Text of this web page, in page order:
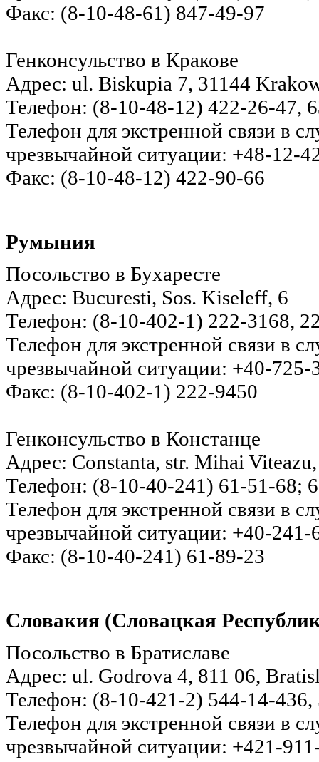
Факс: (8-10-48-61) 847-49-97
Генконсульство в Кракове
Адрес: ul. Biskupia 7, 31144
Телефон: (8-10-48-12) 422-26-47,
Телефон для экстренной связи в
чрезвычайной ситуации: +48-12-
Факс: (8-10-48-12) 422-90-66
Румыния
Посольство в Бухаресте
Адрес: Bucuresti, Sos. Kiseleff, 6
Телефон: (8-10-402-1) 222-3168,
Телефон для экстренной связи в
чрезвычайной ситуации: +40-725-
Факс: (8-10-402-1) 222-9450
Генконсульство в Констанце
Адрес: Constanta, str. Mihai
Телефон: (8-10-40-241) 61-51-68;
Телефон для экстренной связи в
чрезвычайной ситуации: +40-241-
Факс: (8-10-40-241) 61-89-23
Словакия (Словацкая
Посольство в Братиславе
Адрес: ul. Godrova 4, 811 06,
Телефон: (8-10-421-2) 544-14-436,
Телефон для экстренной связи в
чрезвычайной ситуации: +421-